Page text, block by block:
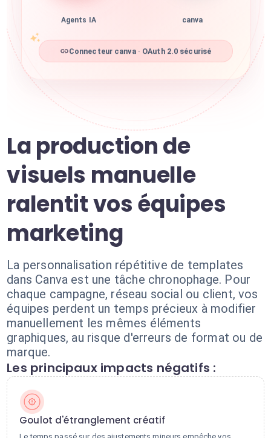
Agents IA canva
Connecteur canva · OAuth 2.0 sécurisé
La production de
visuels manuelle
ralentit vos équipes
marketing
La personnalisation répétitive de templates
dans Canva est une tâche chronophage. Pour
chaque campagne, réseau social ou client, vos
équipes perdent un temps précieux à modifier
manuellement les mêmes éléments
graphiques, au risque d'erreurs de format ou de
marque.
Les principaux impacts négatifs :
Goulot d'étranglement créatif